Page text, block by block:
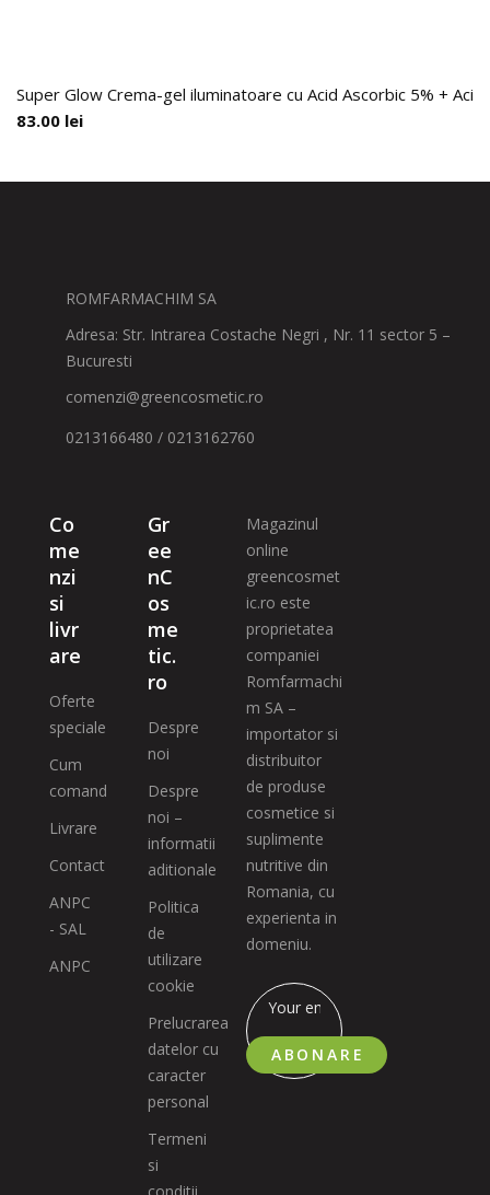
Super Glow Crema-gel iluminatoare cu Acid Ascorbic 5% +
83.00 lei
ROMFARMACHIM SA
Adresa: Str. Intrarea Costache Negri , Nr. 11 sector 5 –
Bucuresti
comenzi@greencosmetic.ro
0213166480 / 0213162760
Co
me
nzi
si
livr
are
Oferte
speciale
Cum
comand
Livrare
Contact
ANPC
- SAL
ANPC
Gr
ee
nC
os
me
tic.
ro
Despre
noi
Despre
noi –
informatii
aditionale
Politica
de
utilizare
cookie
Prelucrarea
datelor cu
caracter
personal
Termeni
si
Magazinul
online
greencosmet
ic.ro este
proprietatea
companiei
Romfarmachi
m SA –
importator si
distribuitor
de produse
cosmetice si
suplimente
nutritive din
Romania, cu
experienta in
domeniu.
ABONARE